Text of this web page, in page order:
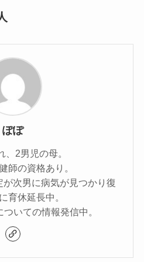
ぽぽ
、2男児の母。
師の資格あり。
次男に病気が見つかり復
育休延長中。
いての情報発信中。